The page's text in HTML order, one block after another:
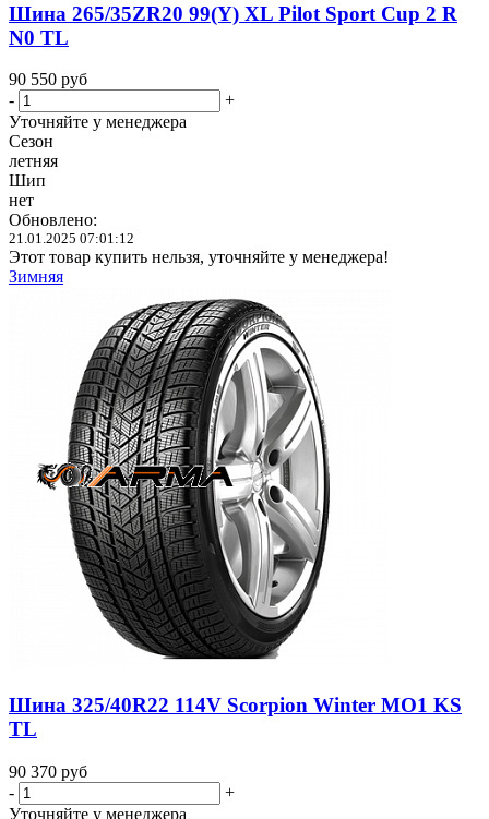
Шина 265/35ZR20 99(Y) XL Pilot Sport Cup 2 R
N0 TL
90 550 руб
-
+
Уточняйте у менеджера
Сезон
летняя
Шип
нет
Обновлено:
21.01.2025 07:01:12
Этот товар купить нельзя, уточняйте у менеджера!
Зимняя
Шина 325/40R22 114V Scorpion Winter MO1 KS
TL
90 370 руб
-
+
Уточняйте у менеджера